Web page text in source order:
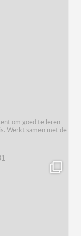
om goed te leren
Werkt samen met de